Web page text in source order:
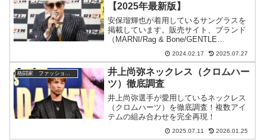
【2025年最新版】
安保瑠輝也が着用しているサングラスを
掲載しています。販売サイト、ブランド
（MARNI/Rag & Bone/GENTLE
MONSTERなど）、色、型番まで、分か
りやすくご紹介致します。
2024.02.17 2025.07.27
格闘家 ファッションまとめ
井上尚弥ネックレス（クロムハー
ツ）徹底調査
井上尚弥選手が愛用しているネックレス
（クロムハーツ）を徹底調査！複数アイ
テムの組み合わせを完全再現！
2025.07.11 2026.01.25